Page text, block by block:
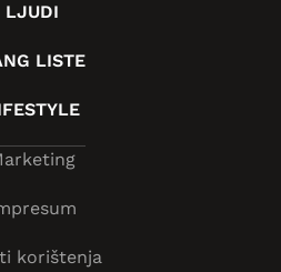
LJUDI
LISTE
korištenja